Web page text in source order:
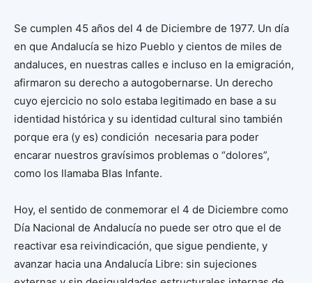
Se cumplen 45 años del 4 de Diciembre de 1977. Un día
en que Andalucía se hizo Pueblo y cientos de miles de
andaluces, en nuestras calles e incluso en la emigración,
afirmaron su derecho a autogobernarse. Un derecho
cuyo ejercicio no solo estaba legitimado en base a su
identidad histórica y su identidad cultural sino también
porque era (y es) condición necesaria para poder
encarar nuestros gravísimos problemas o “dolores”,
como los llamaba Blas Infante.
Hoy, el sentido de conmemorar el 4 de Diciembre como
Día Nacional de Andalucía no puede ser otro que el de
reactivar esa reivindicación, que sigue pendiente, y
avanzar hacia una Andalucía Libre: sin sujeciones